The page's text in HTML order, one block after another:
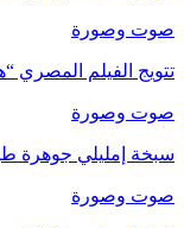
صوت وصورة
تتويج الفيلم المصري
صوت وصورة
سبخة إمليلي جوهرة
صوت وصورة